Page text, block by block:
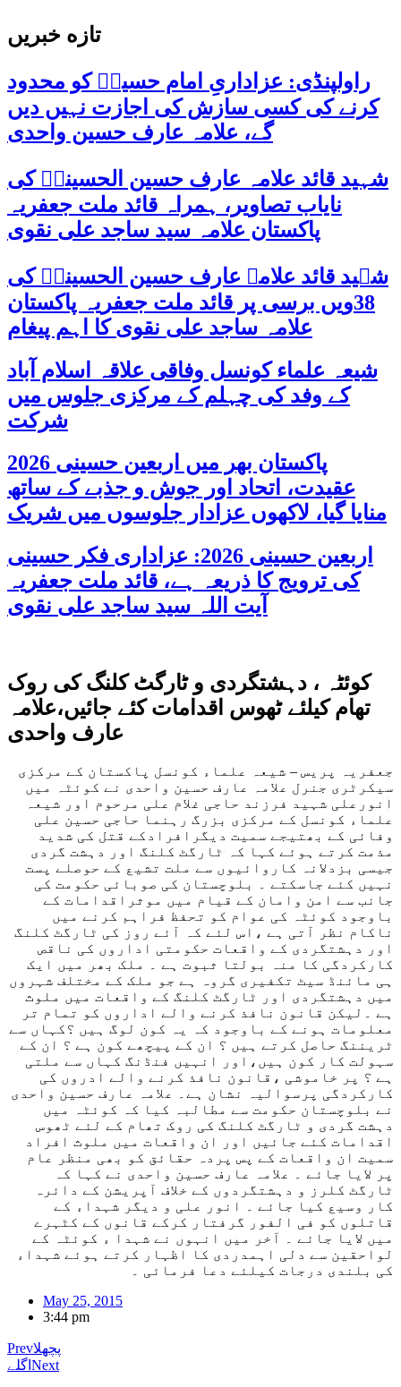
تازه خبریں
راولپنڈی: عزاداریِ امام حسینؑ کو محدود
کرنے کی کسی سازش کی اجازت نہیں دیں
گے، علامہ عارف حسین واحدی
شہید قائد علامہ عارف حسین الحسینیؒ کی
نایاب تصاویر، ہمراہ قائد ملت جعفریہ
پاکستان علامہ سید ساجد علی نقوی
شہید قائد علامہ عارف حسین الحسینیؒ کی
38ویں برسی پر قائد ملت جعفریہ پاکستان
علامہ ساجد علی نقوی کا اہم پیغام
شیعہ علماء کونسل وفاقی علاقہ اسلام آباد
کے وفد کی چہلم کے مرکزی جلوس میں
شرکت
پاکستان بھر میں اربعین حسینی 2026
عقیدت، اتحاد اور جوش و جذبے کے ساتھ
منایا گیا، لاکھوں عزادار جلوسوں میں شریک
اربعین حسینی 2026: عزاداری فکر حسینی
کی ترویج کا ذریعہ ہے، قائد ملت جعفریہ
آیت اللہ سید ساجد علی نقوی
کوئٹہ ، دہشتگردی و ٹارگٹ کلنگ کی روک
تھام کیلئے ٹھوس اقدامات کئے جائیں،علامہ
عارف واحدی
جعفریہ پریس – شیعہ علماء کونسل پاکستان کے مرکزی
سیکرٹری جنرل علامہ عارف حسین واحدی نے کوئٹہ میں
انورعلی شہید فرزند حاجی غلام علی مرحوم اور شیعہ
علماء کونسل کے مرکزی بزرگ رہنما حاجی حسین علی
وفائی کے بھتیجے سمیت دیگرافرادکے قتل کی شدید
مذمت کرتے ہوئے کہا کہ ٹارگٹ کلنگ اور دہشت گردی
جیسی بزدلانہ کاروائیوں سے ملت تشیع کے حوصلے پست
نہیں کئے جاسکتے ۔ بلوچستان کی صوبائی حکومت کی
جانب سے امن وامان کے قیام میں موثراقدامات کے
باوجود کوئٹہ کی عوام کو تحفظ فراہم کرنے میں
ناکام نظر آتی ہے ،اس لئے کہ آئے روز کی ٹارگٹ کلنگ
اور دہشتگردی کے واقعات حکومتی اداروں کی ناقص
کارکردگی کا منہ بولتا ثبوت ہے ۔ ملک بھر میں ایک
ہی مائنڈ سیٹ تکفیری گروہ ہے جو ملک کے مختلف شہروں
میں دہشتگردی اور ٹارگٹ کلنگ کے واقعات میں ملوث
ہے ۔لیکن قانون نافذ کرنے والے اداروں کو تمام تر
معلومات ہونے کے باوجود کہ یہ کون لوگ ہیں ؟کہاں سے
ٹریننگ حاصل کرتے ہیں ؟ ان کے پیچھے کون ہے ؟ ان کے
سہولت کار کون ہیں،اور انہیں فنڈنگ کہاں سے ملتی
ہے ؟ پر خاموشی ،قانون نافذ کرنے والے ادروں کی
کارکردگی پرسوالیہ نشان ہے۔ علامہ عارف حسین واحدی
نے بلوچستان حکومت سے مطالبہ کیا کہ کوئٹہ میں
دہشت گردی و ٹارگٹ کلنگ کی روک تھام کے لئے ٹھوس
اقدامات کئے جائیں اور ان واقعات میں ملوث افراد
سمیت ان واقعات کے پس پردہ حقائق کو بھی منظر عام
پر لایا جائے ۔ علامہ عارف حسین واحدی نے کہا کہ
ٹارگٹ کلرز و دہشتگردوں کے خلاف آپریشن کے دائرہ
کار وسیع کیا جائے ۔ انور علی و دیگر شہداء کے
قاتلوں کو فی الفور گرفتار کرکے قانوں کے کٹہرے
میں لایا جائے ۔ آخر میں انہوں نے شہدا ء کوئٹہ کے
لواحقین سے دلی اہمدردی کا اظہار کرتے ہوئے شہداء
کی بلندی درجات کیلئے دعا فرمائی ۔
May 25, 2015
3:44 pm
Prevپچھلا
اگلے Next